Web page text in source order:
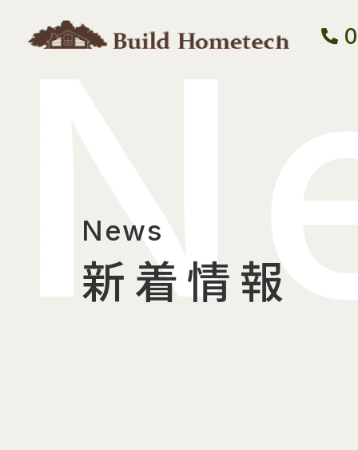
News
新着情報